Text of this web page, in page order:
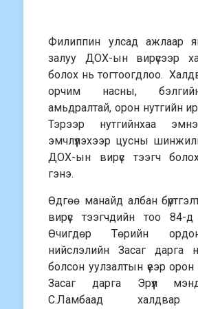
Филиппин улсад ажлаар
залуу ДОХ-ын вирүсээр
болох нь тогтоогдлоо.
орчим насны,
амьдралтай, орон нутгийн
Тэрээр нутгийнхаа
эмчлүүлэхээр цусны
ДОХ-ын вирүс тээгч
гэнэ.
Өдгөө манайд албан
вирүс тээгчдийн тоо 84-д
Өчигдөр Төрийн
нийслэлийн Засаг дарга
болсон уулзалтын үеэр орон
Засаг дарга Эрүүл
С.Ламбаад халдвар